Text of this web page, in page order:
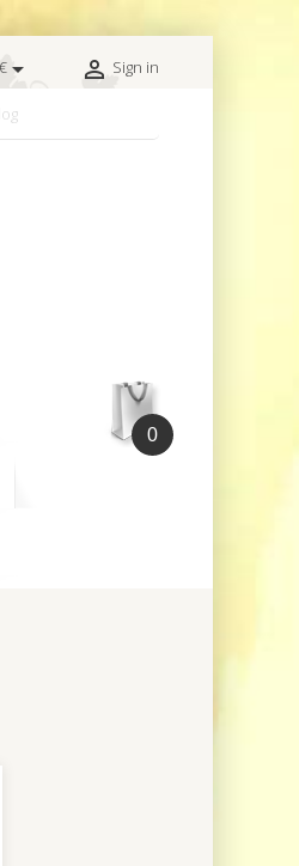
  Sign in
0